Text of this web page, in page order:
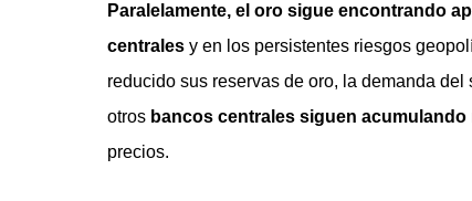
Paralelamente, el oro sigue encontrando
centrales y en los persistentes riesgos
reducido sus reservas de oro, la demanda
otros bancos centrales siguen acumulando
precios.